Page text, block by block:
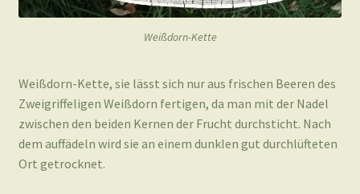
Weißdorn-Kette
Weißdorn-Kette, sie lässt sich nur aus frischen Beeren des
Zweigriffeligen Weißdorn fertigen, da man mit der Nadel
zwischen den beiden Kernen der Frucht durchsticht. Nach
dem auffädeln wird sie an einem dunklen gut durchlüfteten
Ort getrocknet.